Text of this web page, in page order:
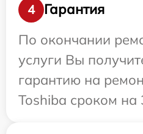
4
Гарантия
По окончании
услуги Вы
гарантию на
Toshiba сроком на